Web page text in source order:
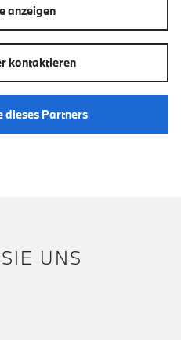
anzeigen
kontaktieren
dieses Partners
UNS